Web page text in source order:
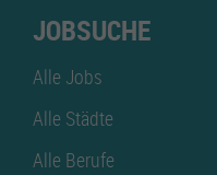
JOBSUCHE
Alle Jobs
Alle Städte
Alle Berufe